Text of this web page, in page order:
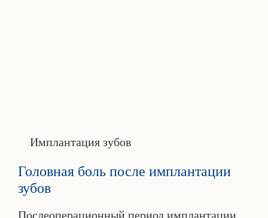
Имплантация зубов
Головная боль после имплантации
зубов
Послеоперационный период имплантации